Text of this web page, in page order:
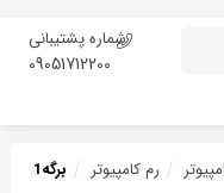
شماره پشتیبانی
09051712200
رم کامپیوتر برگه1